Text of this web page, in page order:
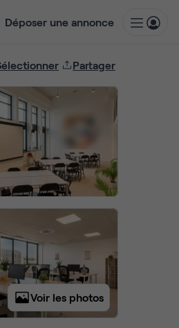
Déposer une annonce
Partager
Voir les photos